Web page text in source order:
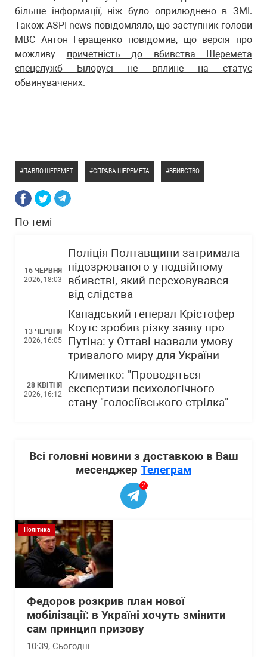
більше інформації, ніж було оприлюднено в ЗМІ.
Також ASPI news повідомляло, що заступник голови
МВС Антон Геращенко повідомив, що версія про
можливу причетність до вбивства Шеремета
спецслужб Білорусі не вплине на статус
обвинувачених.
ПАВЛО ШЕРЕМЕТ СПРАВА ШЕРЕМЕТА ВБИВСТВО
По темі
16 ЧЕРВНЯ
2026, 18:03
Поліція Полтавщини затримала
підозрюваного у подвійному
вбивстві, який переховувався
від слідства
13 ЧЕРВНЯ
2026, 16:05
Канадський генерал Крістофер
Коутс зробив різку заяву про
Путіна: у Оттаві назвали умову
тривалого миру для України
28 КВІТНЯ
2026, 16:12
Клименко: "Проводяться
експертизи психологічного
стану "голосіївського стрілка"
Всі головні новини з доставкою в Ваш
месенджер Телеграм
2
Політика
Федоров розкрив план нової
мобілізації: в Україні хочуть змінити
сам принцип призову
10:39, Сьогодні